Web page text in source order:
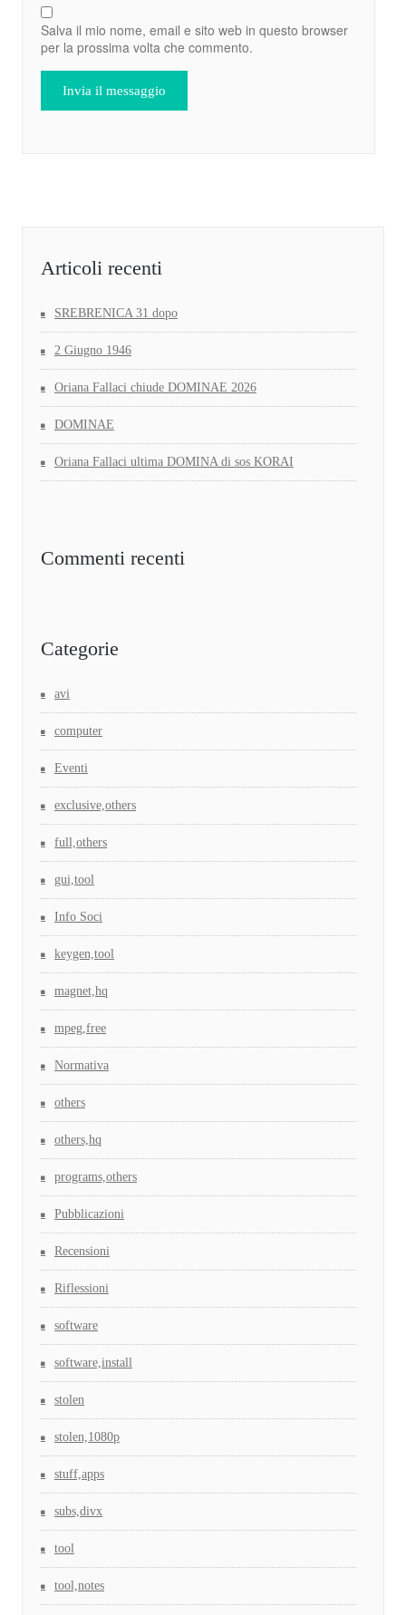
Salva il mio nome, email e sito web in questo browser
per la prossima volta che commento.
Articoli recenti
SREBRENICA 31 dopo
2 Giugno 1946
Oriana Fallaci chiude DOMINAE 2026
DOMINAE
Oriana Fallaci ultima DOMINA di sos KORAI
Commenti recenti
Categorie
avi
computer
Eventi
exclusive,others
full,others
gui,tool
Info Soci
keygen,tool
magnet,hq
mpeg,free
Normativa
others
others,hq
programs,others
Pubblicazioni
Recensioni
Riflessioni
software
software,install
stolen
stolen,1080p
stuff,apps
subs,divx
tool
tool,notes